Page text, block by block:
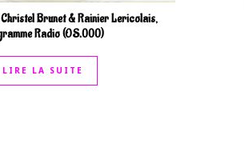
Brunet & Rainier Lericolais,
Radio (OS.000)
LIRE LA SUITE